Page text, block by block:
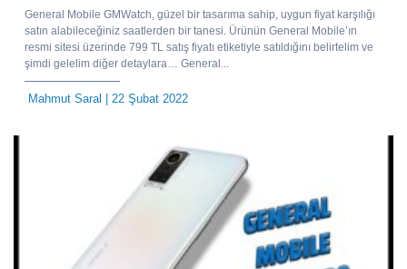
General Mobile GMWatch, güzel bir tasarıma sahip, uygun fiyat karşılığı
satın alabileceğiniz saatlerden bir tanesi. Ürünün General Mobile’ın
resmi sitesi üzerinde 799 TL satış fiyatı etiketiyle satıldığını belirtelim ve
şimdi gelelim diğer detaylara… General...
Mahmut Saral | 22 Şubat 2022